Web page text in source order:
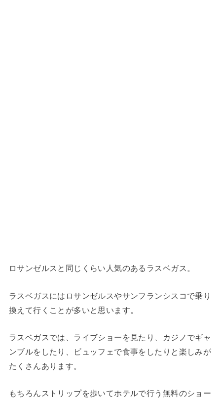
ロサンゼルスと同じくらい人気のあるラスベガス。
ラスベガスにはロサンゼルスやサンフランシスコで乗り
換えて行くことが多いと思います。
ラスベガスでは、ライブショーを見たり、カジノでギャ
ンブルをしたり、ビュッフェで食事をしたりと楽しみが
たくさんあります。
もちろんストリップを歩いてホテルで行う無料のショー